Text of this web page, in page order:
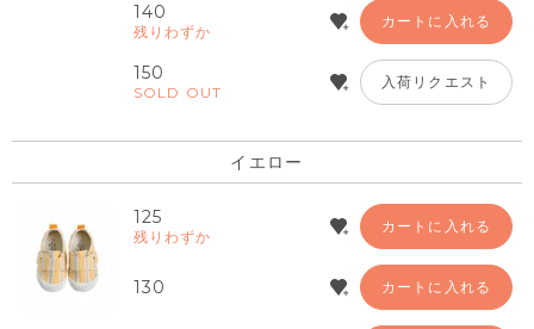
140
残りわずか
カートに入れる
150
SOLD OUT
入荷リクエスト
イエロー
125
残りわずか
カートに入れる
130 カートに入れる